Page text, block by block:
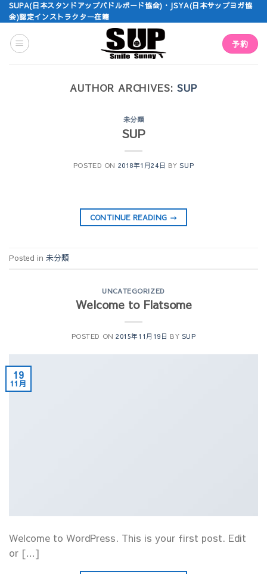
Skip
to
content
SUPA(日本スタンドアップパドルボード協会)・JSYA(日本サップヨガ協
会)認定インストラクター在籍
予約
AUTHOR ARCHIVES:SUP
未分類
SUP
POSTED ON 2018年1月24日 BYSUP
CONTINUE READING →
Posted in 未分類
UNCATEGORIZED
Welcome to Flatsome
POSTED ON2015年11月19日 BY SUP
19
11月
Welcome to WordPress. This is your first post. Edit
or […]